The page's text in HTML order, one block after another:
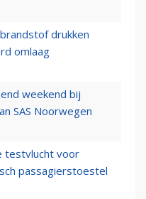
drukken
omlaag
weekend bij
SAS Noorwegen
testvlucht voor
passagierstoestel